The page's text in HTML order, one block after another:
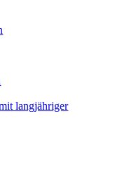
langjähriger